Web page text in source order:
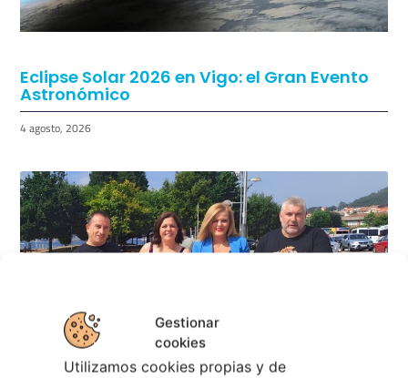
Gestionar
cookies
Utilizamos cookies propias y de
Eclipse Solar 2026 en Vigo: el Gran Evento
Astronómico
4 agosto, 2026